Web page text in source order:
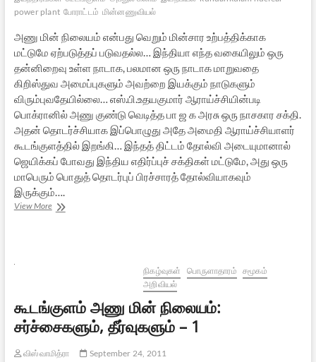
power plant போராட்டம் மின்னணுவியல்
அணு மின் நிலையம் என்பது வெறும் மின்சார உற்பத்திக்காக
மட்டுமே ஏற்படுத்தப் படுவதல்ல… இந்தியா எந்த வகையிலும் ஒரு
தன்னிறைவு உள்ள நாடாக, பலமான ஒரு நாடாக மாறுவதை
கிறிஸ்துவ அமைப்புகளும் அவற்றை இயக்கும் நாடுகளும்
விரும்புவதேயில்லை… எஸ்.பி.உதயகுமார் ஆராய்ச்சியின்படி
பொக்ரானில் அணு குண்டு வெடித்த பா ஜ க அரசு ஒரு நாசகார சக்தி.
அதன் தொடர்ச்சியாக இப்பொழுது அதே அமைதி ஆராய்ச்சியாளர்
கூடங்குளத்தில் இறங்கி… இந்தத் திட்டம் தோல்வி அடையுமானால்
ஜெயிக்கப் போவது இந்திய எதிர்ப்புச் சக்திகள் மட்டுமே, அது ஒரு
மாபெரும் பொதுத் தொடர்புப் பிரச்சாரத் தோல்வியாகவும்
இருக்கும்….
View Moreகூடங்குளம்
நிகழ்வுகள் பொருளாதாரம் சமூகம்
அறிவியல்
கூடங்குளம் அணு மின் நிலையம்:
சர்ச்சைகளும், தீர்வுகளும் – 1
விஸ்வாமித்ரா
September 24, 2011